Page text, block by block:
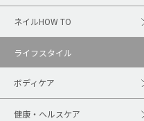
ネイルHOW TO
ライフスタイル
ボディケア
健康・ヘルスケア